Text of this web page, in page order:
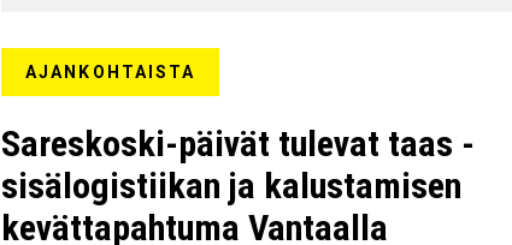
AJANKOHTAISTA
Sareskoski-päivät tulevat taas -
sisälogistiikan ja kalustamisen
kevättapahtuma Vantaalla